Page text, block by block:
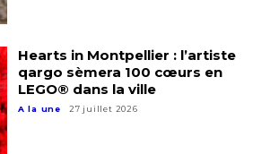
et conditions
Hearts in Montpellier : l’artiste
qargo sèmera 100 cœurs en
LEGO® dans la ville
A la une 27 juillet 2026